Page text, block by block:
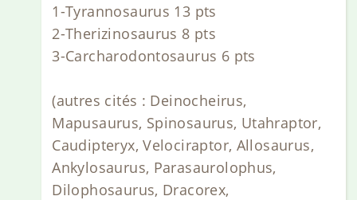
1-Tyrannosaurus 13 pts
2-Therizinosaurus 8 pts
3-Carcharodontosaurus 6 pts
(autres cités : Deinocheirus,
Mapusaurus, Spinosaurus, Utahraptor,
Caudipteryx, Velociraptor, Allosaurus,
Ankylosaurus, Parasaurolophus,
Dilophosaurus, Dracorex,